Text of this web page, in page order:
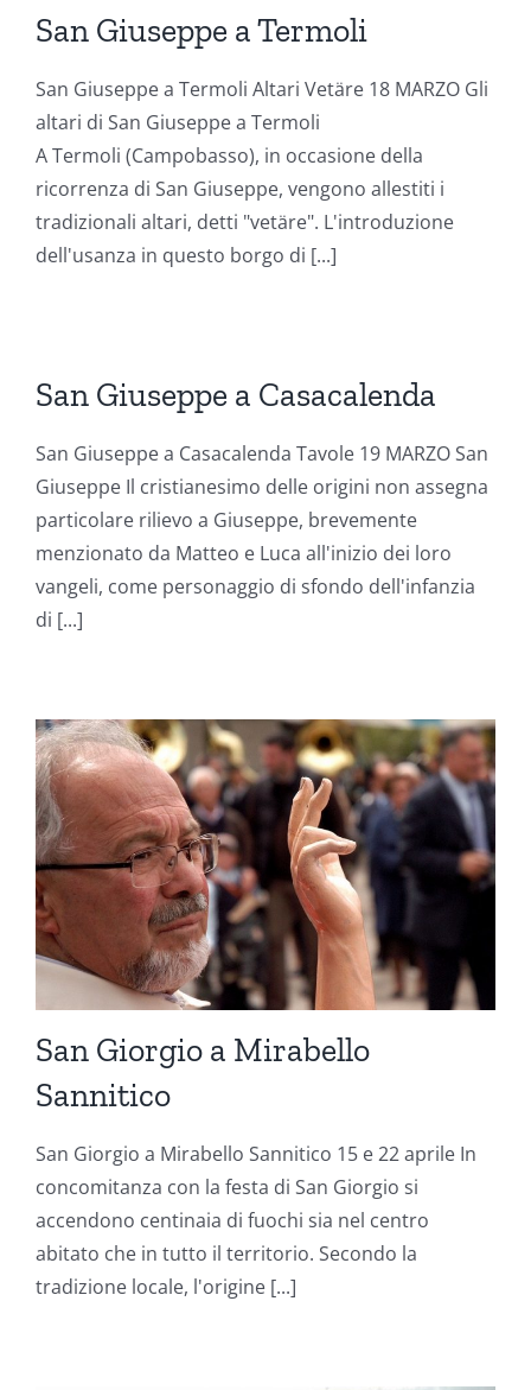
San Giuseppe a Termoli
San Giuseppe a Termoli Altari Vetäre 18 MARZO Gli
altari di San Giuseppe a Termoli
A Termoli (Campobasso), in occasione della
ricorrenza di San Giuseppe, vengono allestiti i
tradizionali altari, detti "vetäre". L'introduzione
dell'usanza in questo borgo di [...]
San Giuseppe a Casacalenda
San Giuseppe a Casacalenda Tavole 19 MARZO San
Giuseppe Il cristianesimo delle origini non assegna
particolare rilievo a Giuseppe, brevemente
menzionato da Matteo e Luca all'inizio dei loro
vangeli, come personaggio di sfondo dell'infanzia
di [...]
San Giorgio a Mirabello
Sannitico
San Giorgio a Mirabello Sannitico 15 e 22 aprile In
concomitanza con la festa di San Giorgio si
accendono centinaia di fuochi sia nel centro
abitato che in tutto il territorio. Secondo la
tradizione locale, l'origine [...]